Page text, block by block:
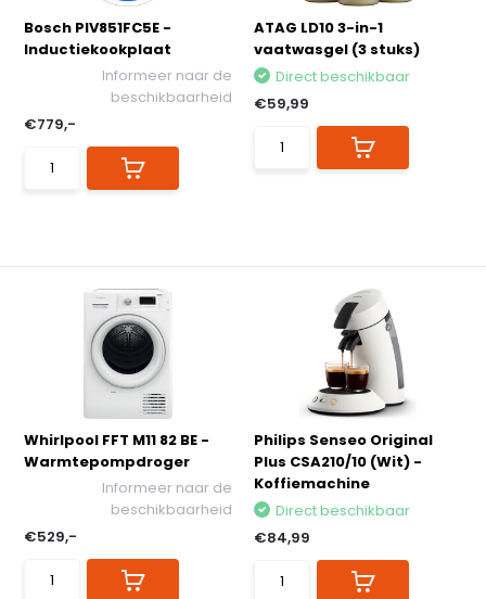
Bosch PIV851FC5E -
Inductiekookplaat
Informeer naar de
beschikbaarheid
€779,-
ATAG LD10 3-in-1
vaatwasgel (3 stuks)
Direct beschikbaar
€59,99
Whirlpool FFT M11 82 BE -
Warmtepompdroger
Informeer naar de
beschikbaarheid
€529,-
Philips Senseo Original
Plus CSA210/10 (Wit) -
Koffiemachine
Direct beschikbaar
€84,99